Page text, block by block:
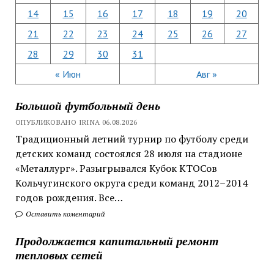
« Июн Авг »
14
15 16 17 18 19
20
21
22 23 24 25 26
27
28
29 30 31
Большой футбольный день
ОПУБЛИКОВАНО IRINA 06.08.2026
Традиционный летний турнир по футболу среди
детских команд состоялся 28 июля на стадионе
«Металлург». Разыгрывался Кубок КТОСов
Кольчугинского округа среди команд 2012–2014
годов рождения. Все…
Оставить коментарий
Продолжается капитальный ремонт
тепловых сетей